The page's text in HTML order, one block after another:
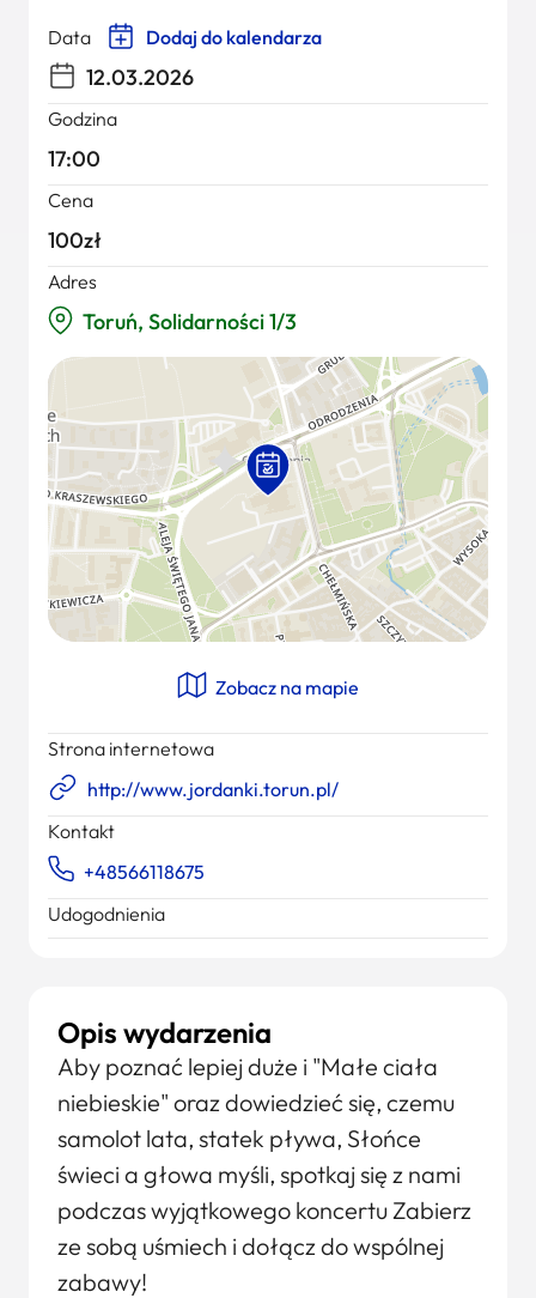
Opis wydarzenia
Aby poznać lepiej duże i "Małe ciała
niebieskie" oraz dowiedzieć się, czemu
samolot lata, statek pływa, Słońce
świeci a głowa myśli, spotkaj się z nami
podczas wyjątkowego koncertu Zabierz
ze sobą uśmiech i dołącz do wspólnej
zabawy!
Data Dodaj do kalendarza
12.03.2026
Godzina
17:00
Cena
100zł
Adres
Toruń, Solidarności 1/3
Zobacz na mapie
Strona internetowa
http://www.jordanki.torun.pl/
Kontakt
+48566118675
Udogodnienia